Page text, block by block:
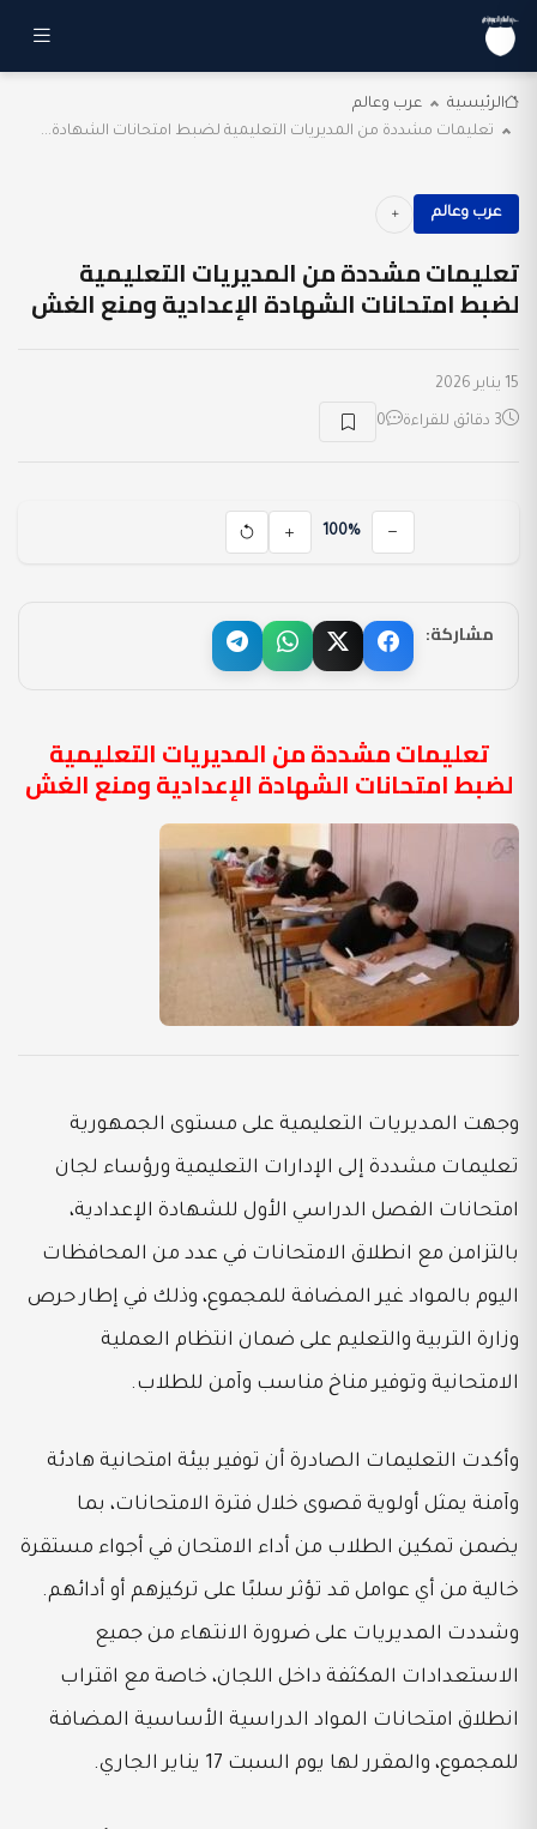
الرئيسية
عرب وعالم
تعليمات مشددة من المديريات التعليمية لضبط امتحانات الشهادة...
عرب وعالم
تعليمات مشددة من المديريات التعليمية
لضبط امتحانات الشهادة الإعدادية ومنع الغش
15 يناير 2026
3 دقائق للقراءة 0
100%
مشاركة:
تعليمات مشددة من المديريات التعليمية
لضبط امتحانات الشهادة الإعدادية ومنع الغش
وجهت المديريات التعليمية على مستوى الجمهورية
تعليمات مشددة إلى الإدارات التعليمية ورؤساء لجان
امتحانات الفصل الدراسي الأول للشهادة الإعدادية،
بالتزامن مع انطلاق الامتحانات في عدد من المحافظات
اليوم بالمواد غير المضافة للمجموع، وذلك في إطار حرص
وزارة التربية والتعليم على ضمان انتظام العملية
الامتحانية وتوفير مناخ مناسب وآمن للطلاب.
وأكدت التعليمات الصادرة أن توفير بيئة امتحانية هادئة
وآمنة يمثل أولوية قصوى خلال فترة الامتحانات، بما
يضمن تمكين الطلاب من أداء الامتحان في أجواء مستقرة
خالية من أي عوامل قد تؤثر سلبًا على تركيزهم أو أدائهم.
وشددت المديريات على ضرورة الانتهاء من جميع
الاستعدادات المكثفة داخل اللجان، خاصة مع اقتراب
انطلاق امتحانات المواد الدراسية الأساسية المضافة
للمجموع، والمقرر لها يوم السبت 17 يناير الجاري.